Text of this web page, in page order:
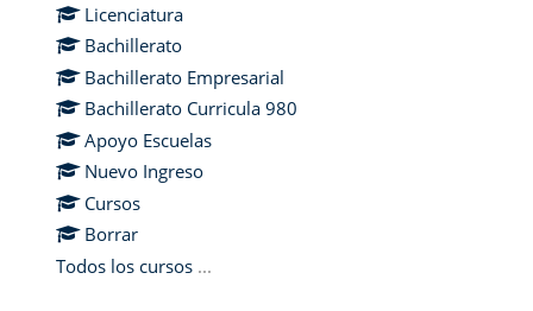
Licenciatura
Bachillerato
Bachillerato Empresarial
Bachillerato Curricula 980
Apoyo Escuelas
Nuevo Ingreso
Cursos
Borrar
Todos los cursos ...